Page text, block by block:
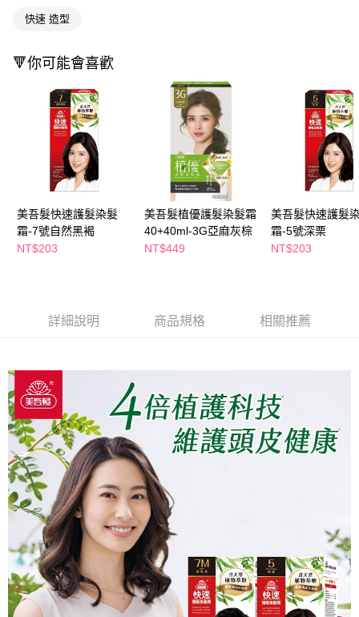
ATM／網路銀行／等多元方式進行付款，方視為交易完成。
※ 請注意：結帳手續完成當下不需立刻繳費，但若您需要取消訂單，請聯絡
後付繳納相關費用。
※ 交易是否成功請以「AFTEE先享後付 」之結帳頁面顯示為準，若有關於
是否繳費成功／繳費後需取消欲退款等相關疑問，請聯繫「AFTEE先享後付
客戶支援中心」https://netprotections.freshdesk.com/support/home
【注意事項】
１．透過由恩沛科技股份有限公司提供之「AFTEE先享後付」服務完成之交
易，需依本服務之必要範圍內提供個人資料，並將交易相關給付款項請求債
權轉讓予恩沛科技股份有限公司。
２．關於個人資料處理事宜，請瀏覽以下網址：
３．未成年的使用者請事先徵得法定代理人或監護人之同意方可使用
「AFTEE先享後付」，若未經同意申辦者引起之損失，本公司不負相關責
任。
４．使用「AFTEE先享後付」時，將依據個別帳號之用戶狀況，依本公司即
恩沛科技股份有限公司將有權停止該用戶之使用額度並採取法律行動。
萊爾富取貨付款
付款後萊爾富取貨
每筆NT$65，滿NT$490(含以上)免運費
7-11取貨付款
每筆NT$65，滿NT$490(含以上)免運費
付款後7-11取貨
每筆NT$65，滿NT$490(含以上)免運費
宅配(本島)
每筆NT$100，滿NT$790(含以上)免運費
快速 造型
🔻你可能會喜歡
美吾髮快速護髮染髮
霜-7號自然黑褐
NT$203
美吾髮植優護髮染髮霜
40+40ml-3G亞麻灰棕
NT$449
美吾髮快速護髮
霜-5號深栗
NT$203
詳細說明 商品規格 相關推薦